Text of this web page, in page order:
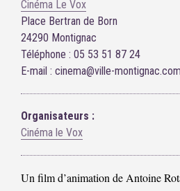
Cinéma Le Vox
Place Bertran de Born
24290 Montignac
Téléphone : 05 53 51 87 24
E-mail : cinema@ville-montignac.com
Organisateurs :
Cinéma le Vox
Un film d’animation de Antoine